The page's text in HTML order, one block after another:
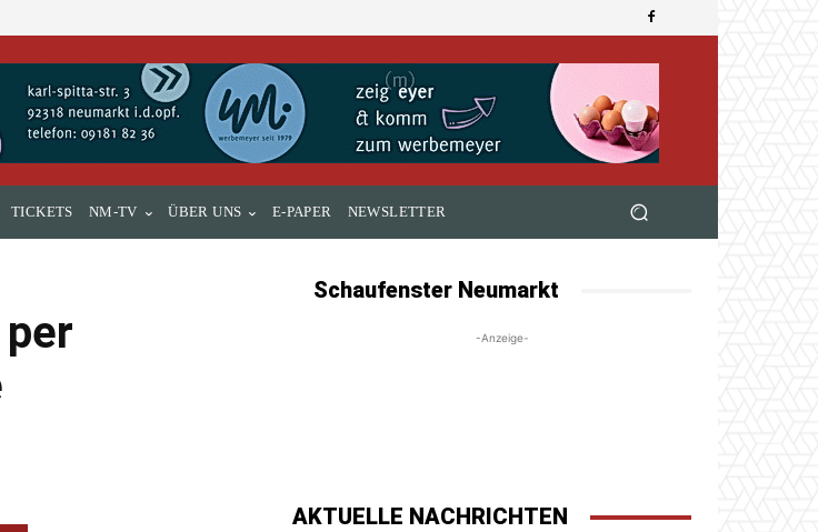
TICKETS NM-TV ÜBER UNS E-PAPER NEWSLETTER
Schaufenster Neumarkt
-Anzeige-
AKTUELLE NACHRICHTEN